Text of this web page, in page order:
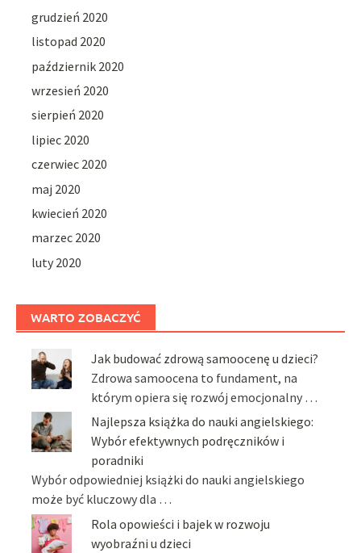
grudzień 2020
listopad 2020
październik 2020
wrzesień 2020
sierpień 2020
lipiec 2020
czerwiec 2020
maj 2020
kwiecień 2020
marzec 2020
luty 2020
WARTO ZOBACZYĆ
Jak budować zdrową samoocenę u dzieci?
Zdrowa samoocena to fundament, na
którym opiera się rozwój emocjonalny …
Najlepsza książka do nauki angielskiego:
Wybór efektywnych podręczników i
poradniki
Wybór odpowiedniej książki do nauki angielskiego
może być kluczowy dla …
Rola opowieści i bajek w rozwoju
wyobraźni u dzieci